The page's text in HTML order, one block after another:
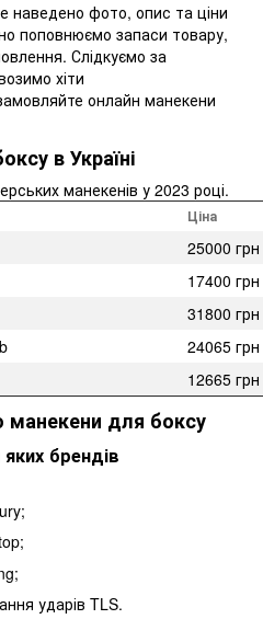
наведено фото, опис та ціни
поповнюємо запаси товару,
Слідкуємо за
хіти
онлайн манекени
в Україні
манекенів у 2023 році.
Ціна
25000 грн
17400 грн
31800 грн
24065 грн
12665 грн
манекени для боксу
брендів
ударів TLS.